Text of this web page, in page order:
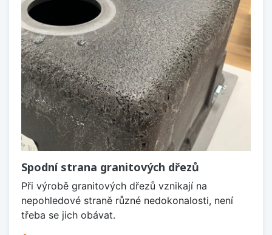
Spodní strana granitových dřezů
Při výrobě granitových dřezů vznikají na
nepohledové straně různé nedokonalosti, není
třeba se jich obávat.